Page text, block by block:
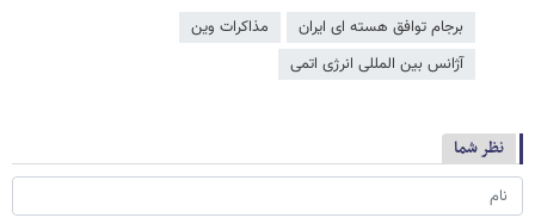
برجام توافق هسته ای ایران
مذاکرات وین
آژانس بین المللی انرژی اتمی
نظر شما